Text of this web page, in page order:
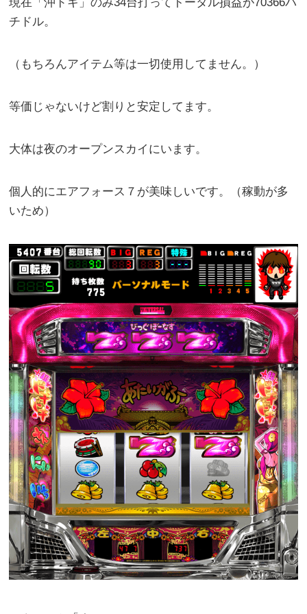
チドル。
（もちろんアイテム等は一切使用してません。）
等価じゃないけど割りと安定してます。
大体は夜のオープンスカイにいます。
個人的にエアフォース７が美味しいです。（稼動が多
いため）